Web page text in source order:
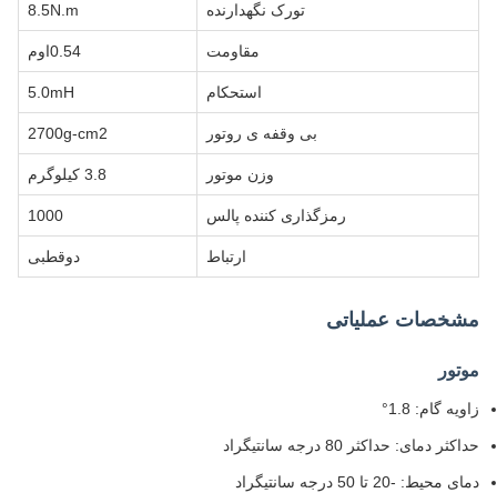
تورک نگهدارنده 8.5N.m
مقاومت 0.54اوم
استحکام 5.0mH
بی وقفه ی روتور 2700g-cm2
وزن موتور 3.8 کیلوگرم
رمزگذاری کننده پالس 1000
ارتباط دوقطبی
مشخصات عملیاتی
موتور
زاویه گام: 1.8°
حداکثر دمای: حداکثر 80 درجه سانتیگراد
دمای محیط: -20 تا 50 درجه سانتیگراد